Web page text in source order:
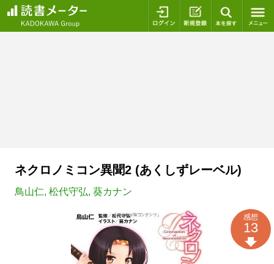
ログイン 新規登録
ネクロノミコン異聞2 (あくしずレーベル)
鳥山仁, 松代守弘, 葵カナン
感想
13